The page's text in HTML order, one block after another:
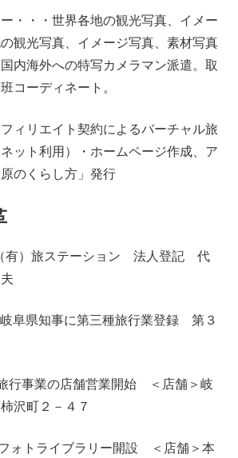
・・・世界各地の観光写真、イメー
観光写真、イメージ写真、素材写真
内海外への特写カメラマン派遣。取
コーディネート。
ィリエイト契約によるバーチャル旅
ット利用）・ホームページ作成、ア
のくらし方」発行
有）旅ステーション 法人登記 代
阜県知事に第三種旅行業登録 第３
事業の店舗営業開始 ＜店舗＞岐
沢町２－４７
ォトライブラリー開設 ＜店舗＞本